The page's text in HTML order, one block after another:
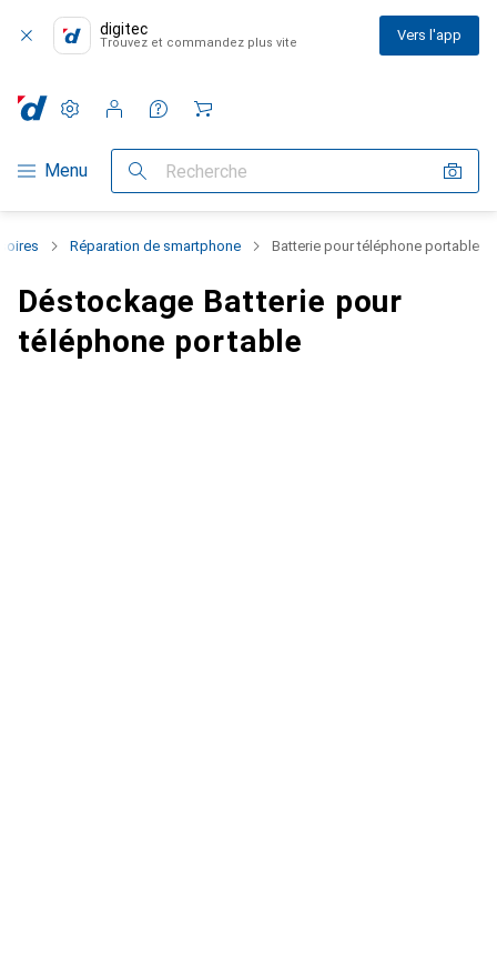
digitec
Trouvez et commandez plus vite Vers l'app
Navigation par catégorie
Menu Recherche
Paramètres
Compte client
Listes de comparaison
Listes d'envies
Panier
Réparation de smartphone Batterie pour téléphone portable
Déstockage Batterie pour
téléphone portable